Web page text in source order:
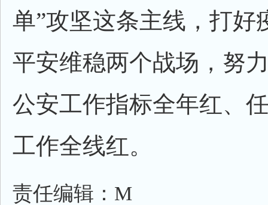
单”攻坚这条主线，打好
平安维稳两个战场，努
公安工作指标全年红、
工作全线红。
责任编辑：M